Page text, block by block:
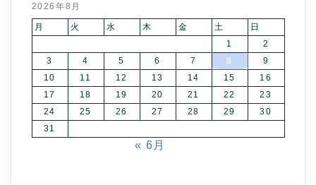
2026年8月
月 火 水 木 金 土
日
1
2
3
4 5 6 7 8
9
10
11 12 13 14 15
16
17
18 19 20 21 22
23
24
25 26 27 28 29
30
31
« 6月